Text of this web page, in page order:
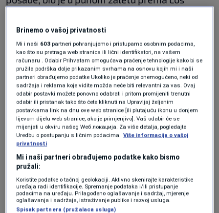
oko 235 km/h, što je prisililo pilote na naglo
prekidanje polijetanja, prenosiCNN.
Putnici su opisali trenutke čistog užasa nakon
što se začuo snažan udarac, a desni motor
letjelice planuo.
Jose Cervantes, jedan od putnika, ispričao je
kako je vidio krilo u plamenu dok je avion
zanosio po pisti, nakon čega se kabina počela
puniti gustim dimom. Zbog opasnosti od
požara, aktivirani su sigurnosni tobogani
putem kojih je izvršena hitna evakuacija, pri
Brinemo o vašoj privatnosti
Mi i naši 603 partneri pohranjujemo i pristupamo osobnim podacima,
kao što su pretraga web stranica ili lični identifikatori, na vašem
računaru . Odabir Prihvatam omogućava praćenje tehnologije kako bi se
pružila podrška dolje prikazanim svrhama na osnovu kojih mi i naši
partneri obrađujemo podatke Ukoliko je praćenje onemogućeno, neki od
sadržaja i reklama koje vidite možda neće biti relevantni za vas. Ovaj
odabir postavki možete ponovno odabrati i pritom promijeniti trenutni
odabir ili pristanak tako što ćete kliknuti na Upravljaj željenim
postavkama link na dnu ove web stranice [ili plutajuću ikonu u donjem
lijevom dijelu web stranice, ako je primjenjivo]. Vaš odabir će se
mijenjati u okviru našeg Wеб локација. Za više detalja, pogledajte
Uredbu o postupanju s ličnim podacima. Više informacija o vašoj
privatnosti
Mi i naši partneri obrađujemo podatke kako bismo
pružali:
Koristite podatke o tačnoj geolokaciji. Aktivno skenirajte karakteristike
uređaja radi identifikacije. Spremanje podataka i/ili pristupanje
podacima na uređaju. Prilagođeno oglašavanje i sadržaj, mjerenje
oglašavanja i sadržaja, istraživanje publike i razvoj usluga.
Spisak partnera (pružalaca usluga)